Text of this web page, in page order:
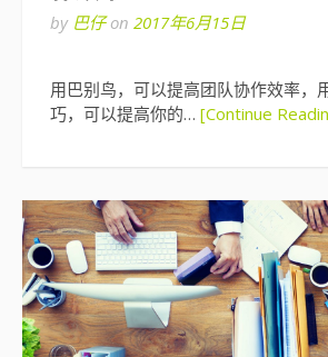
by 巴仔on 2017年6月15日
用巴别鸟，可以提高团队协作效率，
巧，可以提高你的… [Continue